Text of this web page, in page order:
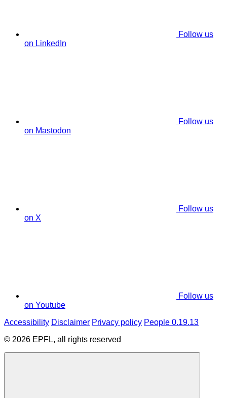
Follow us
on LinkedIn
Follow us
on Mastodon
Follow us
on X
Follow us
on Youtube
Accessibility Disclaimer Privacy policy People 0.19.13
© 2026 EPFL, all rights reserved